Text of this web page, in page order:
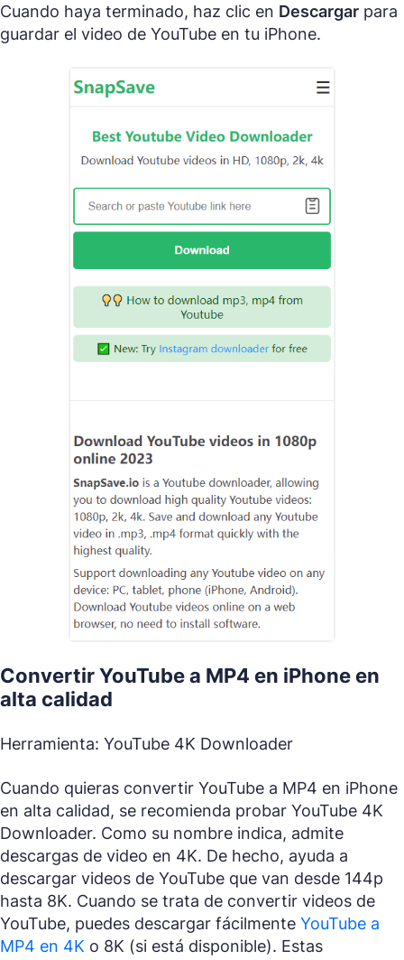
Cuando haya terminado, haz clic en Descargar para
guardar el video de YouTube en tu iPhone.
Convertir YouTube a MP4 en iPhone en
alta calidad
Herramienta: YouTube 4K Downloader
Cuando quieras convertir YouTube a MP4 en iPhone
en alta calidad, se recomienda probar YouTube 4K
Downloader. Como su nombre indica, admite
descargas de video en 4K. De hecho, ayuda a
descargar videos de YouTube que van desde 144p
hasta 8K. Cuando se trata de convertir videos de
YouTube, puedes descargar fácilmente YouTube a
MP4 en 4K o 8K (si está disponible). Estas